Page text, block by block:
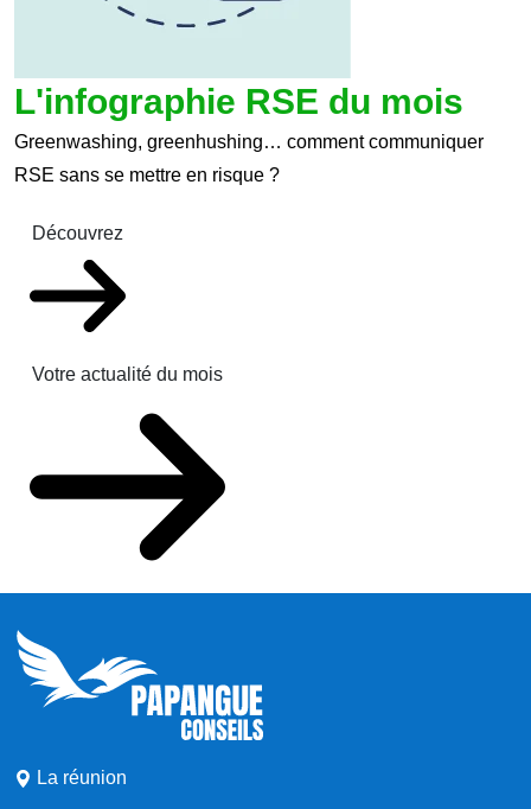
L'infographie RSE du mois
Greenwashing, greenhushing… comment communiquer
RSE sans se mettre en risque ?
Découvrez
Votre actualité du mois
La réunion